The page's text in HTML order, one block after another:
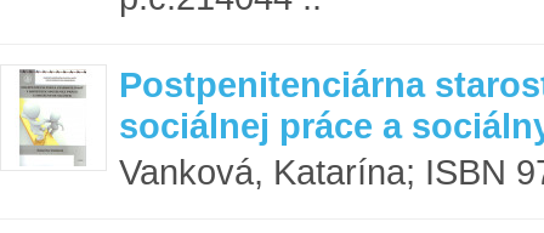
Postpenitenciárna
sociálnej práce a
Vanková, Katarína; ISBN